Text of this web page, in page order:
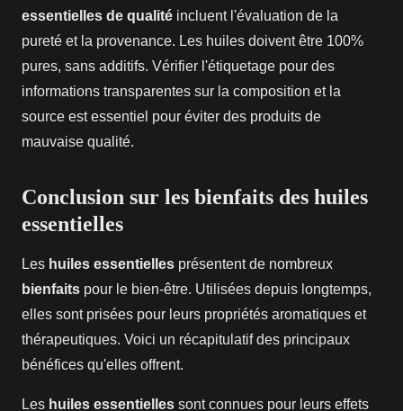
essentielles de qualité incluent l'évaluation de la
pureté et la provenance. Les huiles doivent être 100%
pures, sans additifs. Vérifier l'étiquetage pour des
informations transparentes sur la composition et la
source est essentiel pour éviter des produits de
mauvaise qualité.
Conclusion sur les bienfaits des huiles
essentielles
Les huiles essentielles présentent de nombreux
bienfaits pour le bien-être. Utilisées depuis longtemps,
elles sont prisées pour leurs propriétés aromatiques et
thérapeutiques. Voici un récapitulatif des principaux
bénéfices qu'elles offrent.
Les huiles essentielles sont connues pour leurs effets